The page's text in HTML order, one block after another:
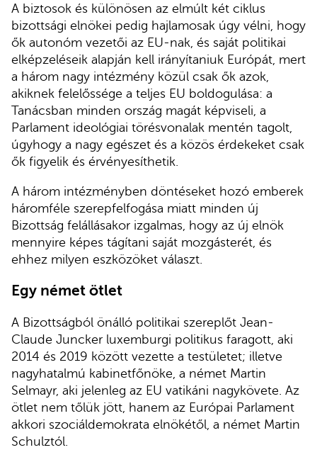
A biztosok és különösen az elmúlt két ciklus
bizottsági elnökei pedig hajlamosak úgy vélni, hogy
ők autonóm vezetői az EU-nak, és saját politikai
elképzeléseik alapján kell irányítaniuk Európát, mert
a három nagy intézmény közül csak ők azok,
akiknek felelőssége a teljes EU boldogulása: a
Tanácsban minden ország magát képviseli, a
Parlament ideológiai törésvonalak mentén tagolt,
úgyhogy a nagy egészet és a közös érdekeket csak
ők figyelik és érvényesíthetik.
A három intézményben döntéseket hozó emberek
háromféle szerepfelfogása miatt minden új
Bizottság felállásakor izgalmas, hogy az új elnök
mennyire képes tágítani saját mozgásterét, és
ehhez milyen eszközöket választ.
Egy német ötlet
A Bizottságból önálló politikai szereplőt Jean-
Claude Juncker luxemburgi politikus faragott, aki
2014 és 2019 között vezette a testületet; illetve
nagyhatalmú kabinetfőnöke, a német Martin
Selmayr, aki jelenleg az EU vatikáni nagykövete. Az
ötlet nem tőlük jött, hanem az Európai Parlament
akkori szociáldemokrata elnökétől, a német Martin
Schulztól.